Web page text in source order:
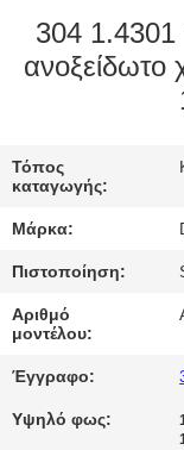
ΓΎΡΟΣ
ΈΛΕΓΧΟΣ
ΜΑΣ
ΕΛΆΤΕ
ΣΕ
ΕΠΑΦΉ
ΜΕ
304 1.4301
ανοξείδωτο
Τόπος
καταγωγής:
Μάρκα:
Πιστοποίηση:
Αριθμό
μοντέλου:
Έγγραφο:
Υψηλό φως: